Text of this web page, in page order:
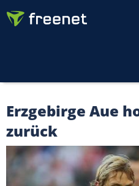
Erzgebirge Aue
zurück